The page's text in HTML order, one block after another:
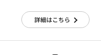
詳細はこちら